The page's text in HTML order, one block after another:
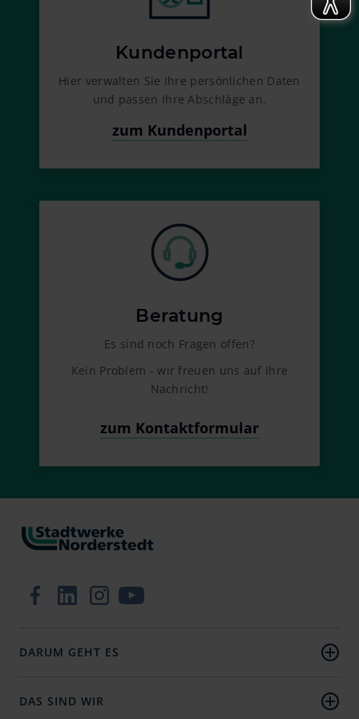
Kundenportal
Hier verwalten Sie Ihre persönlichen Daten
und passen Ihre Abschläge an.
zum Kundenportal
Beratung
Es sind noch Fragen offen?
Kein Problem - wir freuen uns auf Ihre
Nachricht!
zum Kontaktformular
Zur Facebook-Seite
Zum LinkedIn-Profil
Zum Instagram-Profil
Zum YouTube-Kanal
DARUM GEHT ES
Wärme
DAS SIND WIR